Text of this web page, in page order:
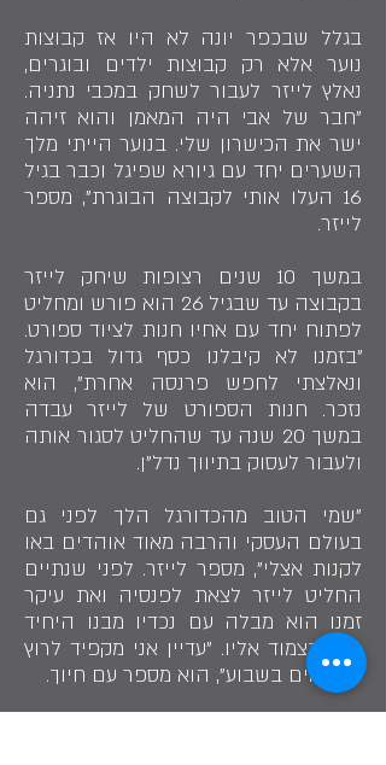
בגלל שבכפר יונה לא היו אז קבוצות
נוער אלא רק קבוצות ילדים ובוגרים,
נאלץ לייזר לעבור לשחק במכבי נתניה.
"חבר של אבי היה המאמן והוא זיהה
ישר את הכישרון שלי. בנוער הייתי מלך
השערים יחד עם גיורא שפיגל וכבר בגיל
16 העלו אותי לקבוצה הבוגרת", מספר
לייזר.
במשך 10 שנים רצופות שיחק לייזר
בקבוצה עד שבגיל 26 הוא פורש ומחליט
לפתוח יחד עם אחיו חנות לציוד ספורט.
"בזמנו לא קיבלנו כסף גדול בכדורגל
ונאלצתי לחפש פרנסה אחרת", הוא
נזכר. חנות הספורט של לייזר עבדה
במשך 20 שנה עד שהחליט לסגור אותה
ולעבור לעסוק בתיווך נדל"ן.
"שמי הטוב מהכדורגל הלך לפני גם
בעולם העסקי והרבה מאוד אוהדים באו
לקנות אצלי", מספר לייזר. לפני שנתיים
החליט לייזר לצאת לפנסיה ואת עיקר
זמנו הוא מבלה עם נכדיו מבנו היחיד
שגר בצמוד אליו. "עדיין אני מקפיד לרוץ
3 פעמים בשבוע", הוא מספר עם חיוך.